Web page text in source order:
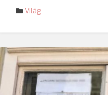
Világ